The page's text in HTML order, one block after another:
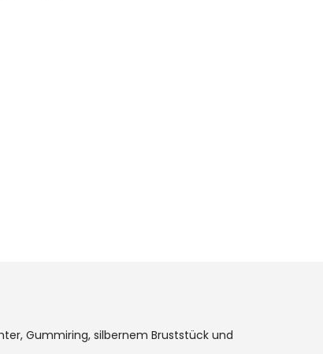
Gummiring, silbernem Bruststück und